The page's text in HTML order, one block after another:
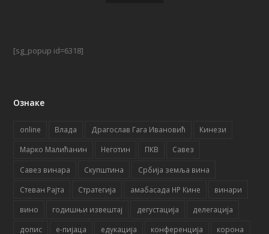
[sg_popup id=6318]
Ознаке
online Влада Драгослав Гага Ивановић
Кинези
Марко Малићанин
Неготин ПКВ
Савез
Савез винара
Скупштина
Србија земља вина
Стеван Рајта
Стратегија амабасада НР Кине
винари
вино
годишњи извештај дегустација
делегација
допис
е-пијаца едукација конференција
корона